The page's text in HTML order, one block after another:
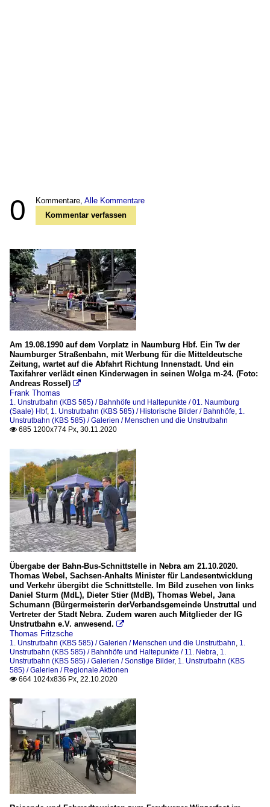
0 Kommentare, Alle Kommentare
Kommentar verfassen
Am 19.08.1990 auf dem Vorplatz in Naumburg Hbf. Ein Tw der
Naumburger Straßenbahn, mit Werbung für die Mitteldeutsche
Zeitung, wartet auf die Abfahrt Richtung Innenstadt. Und ein
Taxifahrer verlädt einen Kinderwagen in seinen Wolga m-24. (Foto:
Andreas Rossel) 
Frank Thomas
1. Unstrutbahn (KBS 585) / Bahnhöfe und Haltepunkte / 01. Naumburg
(Saale) Hbf, 1. Unstrutbahn (KBS 585) / Historische Bilder / Bahnhöfe, 1.
Unstrutbahn (KBS 585) / Galerien / Menschen und die Unstrutbahn
 685 1200x774 Px, 30.11.2020
Übergabe der Bahn-Bus-Schnittstelle in Nebra am 21.10.2020.
Thomas Webel, Sachsen-Anhalts Minister für Landesentwicklung
und Verkehr übergibt die Schnittstelle. Im Bild zusehen von links
Daniel Sturm (MdL), Dieter Stier (MdB), Thomas Webel, Jana
Schumann (Bürgermeisterin derVerbandsgemeinde Unstruttal und
Vertreter der Stadt Nebra. Zudem waren auch Mitglieder der IG
Unstrutbahn e.V. anwesend. 
Thomas Fritzsche
1. Unstrutbahn (KBS 585) / Galerien / Menschen und die Unstrutbahn, 1.
Unstrutbahn (KBS 585) / Bahnhöfe und Haltepunkte / 11. Nebra, 1.
Unstrutbahn (KBS 585) / Galerien / Sonstige Bilder, 1. Unstrutbahn (KBS
585) / Galerien / Regionale Aktionen
 664 1024x836 Px, 22.10.2020